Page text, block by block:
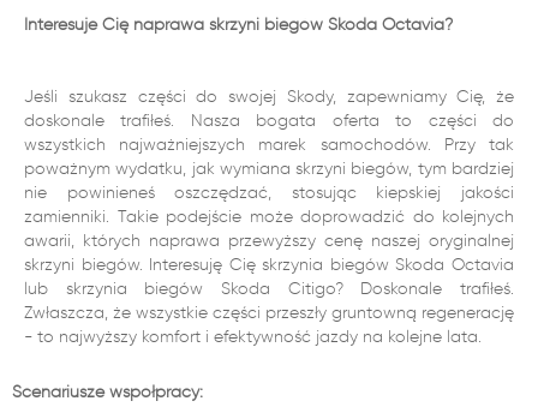
Interesuje Cię naprawa skrzyni biegów Skoda Octavia?
Jeśli szukasz części do swojej Skody, zapewniamy Cię, że
doskonale trafiłeś. Nasza bogata oferta to części do
wszystkich najważniejszych marek samochodów. Przy tak
poważnym wydatku, jak wymiana skrzyni biegów, tym bardziej
nie powinieneś oszczędzać, stosując kiepskiej jakości
zamienniki. Takie podejście może doprowadzić do kolejnych
awarii, których naprawa przewyższy cenę naszej oryginalnej
skrzyni biegów. Interesuję Cię skrzynia biegów Skoda Octavia
lub skrzynia biegów Skoda Citigo? Doskonale trafiłeś.
Zwłaszcza, że wszystkie części przeszły gruntowną regenerację
- to najwyższy komfort i efektywność jazdy na kolejne lata.
Scenariusze współpracy: